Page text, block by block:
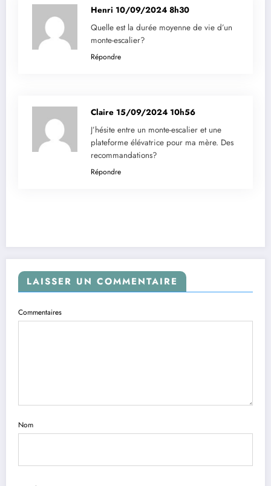
Henri 10/09/2024 8h30
Quelle est la durée moyenne de vie d’un
monte-escalier?
Répondre
Claire 15/09/2024 10h56
J’hésite entre un monte-escalier et une
plateforme élévatrice pour ma mère. Des
recommandations?
Répondre
LAISSER UN COMMENTAIRE
Commentaires
Nom